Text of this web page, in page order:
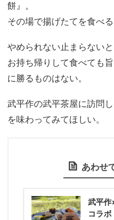
餅』。
その場で揚げたてを食べ
やめられない止まらない
お持ち帰りして食べても
に勝るものはない。
武平作の武平茶屋に訪問
を味わってみてほしい。
あわせ
武平
コラ